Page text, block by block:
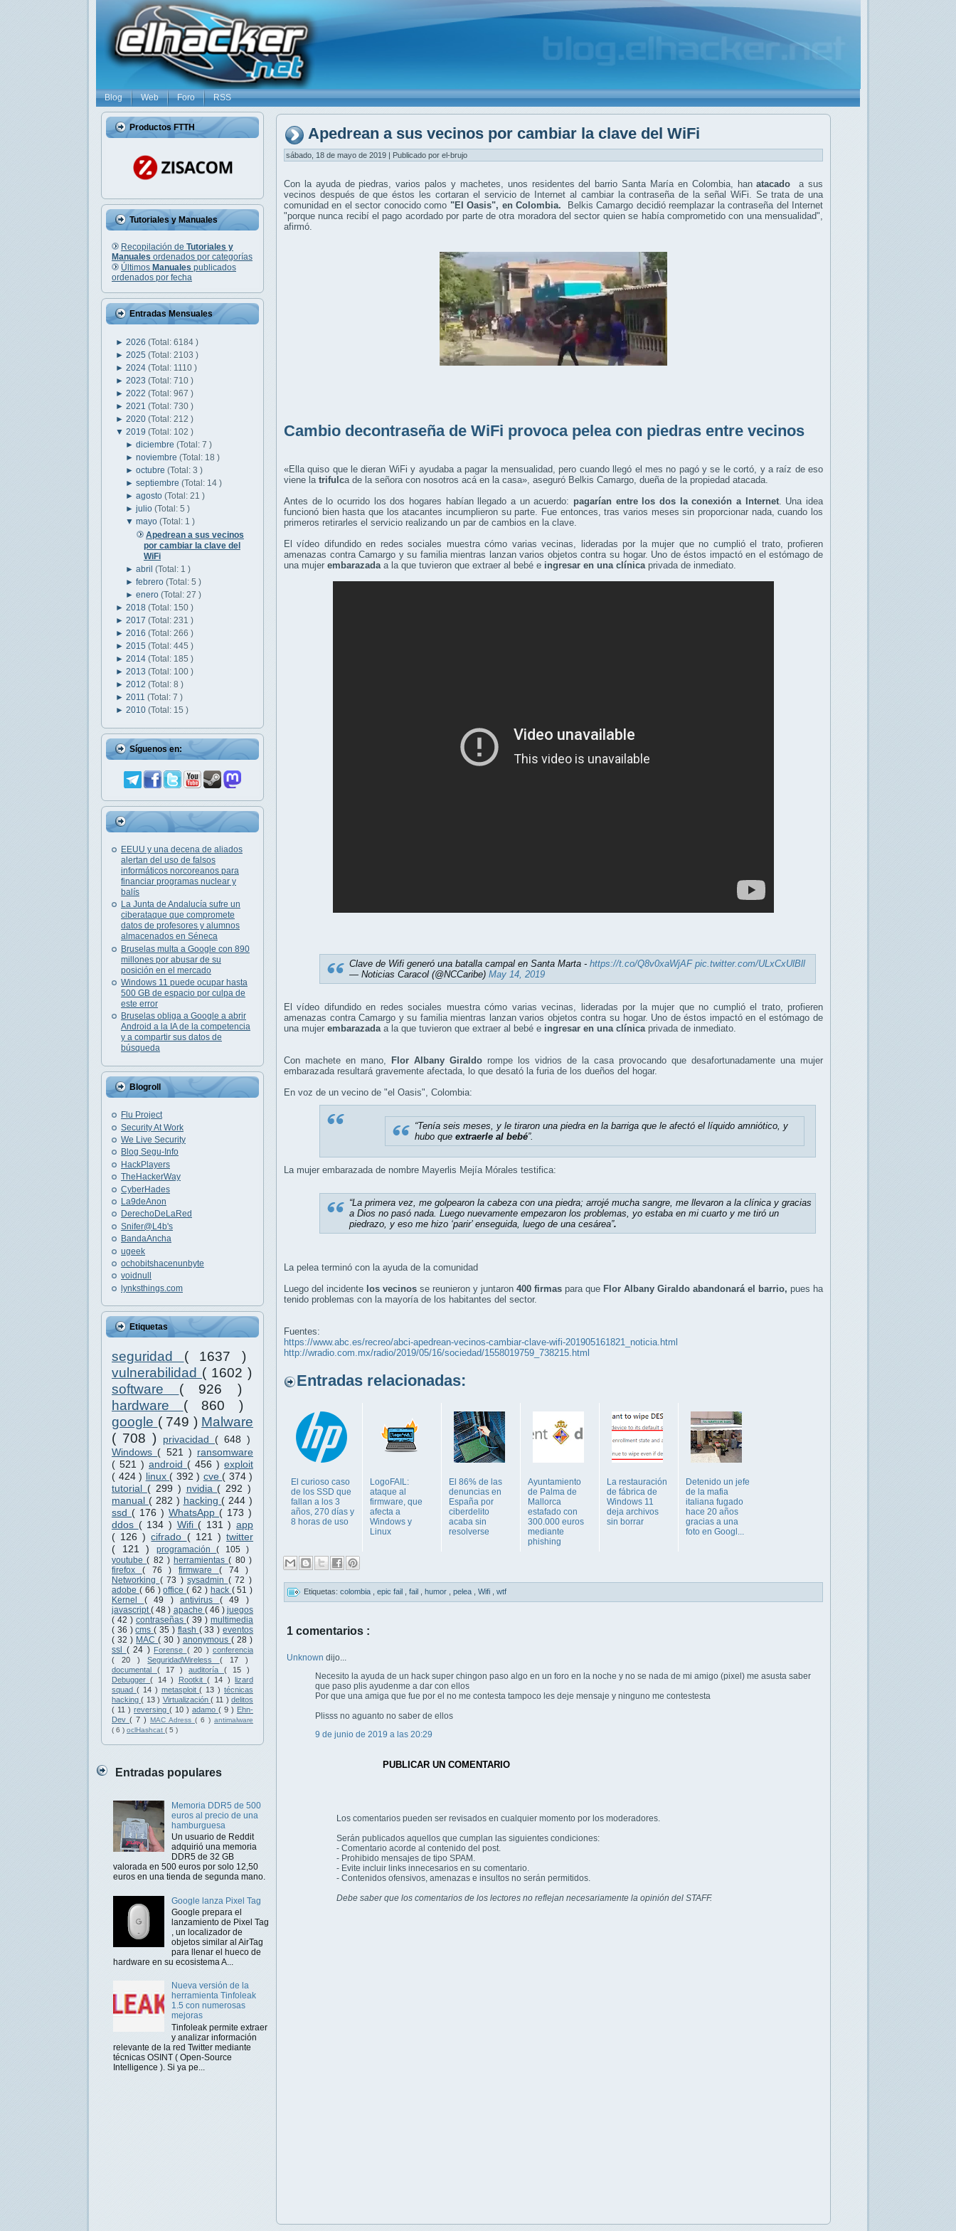
Blog Web Foro RSS
Productos FTTH
Tutoriales y Manuales
Recopilación de Tutoriales y
Manuales ordenados por categorías
Últimos Manuales publicados
ordenados por fecha
Entradas Mensuales
► 2026 (Total: 6184 )
► 2025 (Total: 2103 )
► 2024 (Total: 1110 )
► 2023 (Total: 710 )
► 2022 (Total: 967 )
► 2021 (Total: 730 )
► 2020 (Total: 212 )
▼ 2019 (Total: 102 )
►diciembre(Total: 7 )
►noviembre(Total: 18 )
►octubre(Total: 3 )
►septiembre(Total: 14 )
►agosto(Total: 21 )
►julio(Total: 5 )
▼mayo(Total: 1 )
Apedrean a sus vecinos
por cambiar la clave del
WiFi
►abril(Total: 1 )
►febrero(Total: 5 )
►enero(Total: 27 )
► 2018 (Total: 150 )
► 2017 (Total: 231 )
► 2016 (Total: 266 )
► 2015 (Total: 445 )
► 2014 (Total: 185 )
► 2013 (Total: 100 )
► 2012 (Total: 8 )
► 2011 (Total: 7 )
► 2010 (Total: 15 )
Síguenos en:
EEUU y una decena de aliados
alertan del uso de falsos
informáticos norcoreanos para
financiar programas nuclear y
balís
La Junta de Andalucía sufre un
ciberataque que compromete
datos de profesores y alumnos
almacenados en Séneca
Bruselas multa a Google con 890
millones por abusar de su
posición en el mercado
Windows 11 puede ocupar hasta
500 GB de espacio por culpa de
este error
Bruselas obliga a Google a abrir
Android a la IA de la competencia
y a compartir sus datos de
búsqueda
Blogroll
Flu Project
Security At Work
We Live Security
Blog Segu-Info
HackPlayers
TheHackerWay
CyberHades
La9deAnon
DerechoDeLaRed
Snifer@L4b's
BandaAncha
ugeek
ochobitshacenunbyte
voidnull
lynksthings.com
Etiquetas
seguridad ( 1637 )
vulnerabilidad ( 1602 )
software ( 926 )
hardware ( 860 )
google ( 749 ) Malware
( 708 )
privacidad ( 648 )
Windows ( 521 ) ransomware
( 521 ) android ( 456 ) exploit
( 424 ) linux ( 392 ) cve ( 374 )
tutorial ( 299 ) nvidia ( 292 )
manual ( 282 ) hacking ( 244 )
ssd ( 176 ) WhatsApp ( 173 )
ddos ( 134 ) Wifi ( 131 ) app
( 126 )cifrado ( 121 )twitter
( 121 ) programación( 105 )
youtube( 82 ) herramientas( 80 )
firefox ( 76 ) firmware ( 74 )
Networking ( 73 ) sysadmin ( 72 )
adobe ( 66 )office( 62 ) hack ( 51 )
Kernel ( 49 ) antivirus ( 49 )
javascript( 48 ) apache ( 46 ) juegos
( 42 ) contraseñas ( 39 ) multimedia
( 36 )cms( 35 ) flash ( 33 )eventos
( 32 ) MAC( 30 ) anonymous ( 28 )
ssl ( 24 ) Forense ( 20 ) conferencia
( 20 )SeguridadWireless ( 17 )
documental ( 17 ) auditoría ( 15 )
Debugger( 14 ) Rootkit ( 14 ) lizard
squad ( 14 ) metasploit( 13 ) técnicas
hacking( 13 ) Virtualización ( 11 ) delitos
( 11 ) reversing ( 10 ) adamo ( 9 ) Ehn-
Dev ( 7 ) MAC Adress ( 6 ) antimalware
( 6 ) oclHashcat ( 5 )
Entradas populares
Memoria DDR5 de 500
euros al precio de una
hamburguesa
Un usuario de Reddit
adquirió una memoria
DDR5 de 32 GB
valorada en 500 euros por solo 12,50
euros en una tienda de segunda mano.
Google lanza Pixel Tag
Google prepara el
lanzamiento de Pixel Tag
, un localizador de
objetos similar al AirTag
para llenar el hueco de
hardware en su ecosistema A...
Nueva versión de la
herramienta Tinfoleak
1.5 con numerosas
mejoras
Tinfoleak permite extraer
y analizar información
relevante de la red Twitter mediante
técnicas OSINT ( Open-Source
Intelligence ). Si ya pe...
Apedrean a sus vecinos por cambiar la clave del WiFi
sábado, 18 de mayo de 2019 | Publicado por el-brujo
Con la ayuda de piedras, varios palos y machetes, unos residentes del barrio Santa María en Colombia, hanatacado
a sus
vecinos después de que éstos les cortaran el servicio de Internet al cambiar la contraseña de la señal WiFi. Se trata de una
comunidad en el sector conocido como "El Oasis", en Colombia.
Belkis Camargo decidió reemplazar la contraseña del Internet
"porque nunca recibí el pago acordado por parte de otra moradora del sector quien se había comprometido con una mensualidad",
afirmó.
Cambio decontraseña de WiFi provoca pelea con piedras entre vecinos
«Ella quiso que le dieran WiFi y ayudaba a pagar la mensualidad, pero cuando llegó el mes no pagó y se le cortó, y a raíz de eso
viene la trifulca de la señora con nosotros acá en la casa», aseguró Belkis Camargo, dueña de la propiedad atacada.
Antes de lo ocurrido los dos hogares habían llegado a un acuerdo: pagarían entre los dos la conexión a Internet. Una idea
funcionó bien hasta que los atacantes incumplieron su parte. Fue entonces, tras varios meses sin proporcionar nada, cuando los
primeros retirarles el servicio realizando un par de cambios en la clave.
El vídeo difundido en redes sociales muestra cómo varias vecinas, lideradas por la mujer que no cumplió el trato, profieren
amenazas contra Camargo y su familia mientras lanzan varios objetos contra su hogar. Uno de éstos impactó en el estómago de
una mujer embarazadaa la que tuvieron que extraer al bebé e ingresar en una clínicaprivada de inmediato.
Clave de Wifi generó una batalla campal en Santa Marta - https://t.co/Q8v0xaWjAF pic.twitter.com/ULxCxUlBll
— Noticias Caracol (@NCCaribe) May 14, 2019
El vídeo difundido en redes sociales muestra cómo varias vecinas, lideradas por la mujer que no cumplió el trato, profieren
amenazas contra Camargo y su familia mientras lanzan varios objetos contra su hogar. Uno de éstos impactó en el estómago de
una mujer embarazadaa la que tuvieron que extraer al bebé e ingresar en una clínicaprivada de inmediato.
Con machete en mano, Flor Albany Giraldo rompe los vidrios de la casa provocando que desafortunadamente una mujer
embarazada resultará gravemente afectada, lo que desató la furia de los dueños del hogar.
En voz de un vecino de "el Oasis", Colombia:
“Tenía seis meses, y le tiraron una piedra en la barriga que le afectó el líquido amniótico, y
hubo que extraerle al bebé”.
La mujer embarazada de nombre Mayerlis Mejía Mórales testifica:
“La primera vez, me golpearon la cabeza con una piedra; arrojé mucha sangre, me llevaron a la clínica y gracias
a Dios no pasó nada. Luego nuevamente empezaron los problemas, yo estaba en mi cuarto y me tiró un
piedrazo, y eso me hizo ‘parir’ enseguida, luego de una cesárea”.
La pelea terminó con la ayuda de la comunidad
Luego del incidente los vecinos se reunieron y juntaron 400 firmas para que Flor Albany Giraldo abandonará el barrio, pues ha
tenido problemas con la mayoría de los habitantes del sector.
Fuentes:
https://www.abc.es/recreo/abci-apedrean-vecinos-cambiar-clave-wifi-201905161821_noticia.html
http://wradio.com.mx/radio/2019/05/16/sociedad/1558019759_738215.html
Entradas relacionadas:
El curioso caso
de los SSD que
fallan a los 3
años, 270 días y
8 horas de uso
LogoFAIL:
ataque al
firmware, que
afecta a
Windows y
Linux
El 86% de las
denuncias en
España por
ciberdelito
acaba sin
resolverse
Ayuntamiento
de Palma de
Mallorca
estafado con
300.000 euros
mediante
phishing
La restauración
de fábrica de
Windows 11
deja archivos
sin borrar
Detenido un jefe
de la mafia
italiana fugado
hace 20 años
gracias a una
foto en Googl...
Etiquetas: colombia epic fail fail humor pelea Wifi wtf
1 comentarios :
Unknown dijo...
Necesito la ayuda de un hack super chingon paso algo en un foro en la noche y no se nada de mi amigo (pixel) me asusta saber
que paso plis ayudenme a dar con ellos
Por que una amiga que fue por el no me contesta tampoco les deje mensaje y ninguno me contestesta
Plisss no aguanto no saber de ellos
9 de junio de 2019 a las 20:29
PUBLICAR UN COMENTARIO
Los comentarios pueden ser revisados en cualquier momento por los moderadores.
Serán publicados aquellos que cumplan las siguientes condiciones:
- Comentario acorde al contenido del post.
- Prohibido mensajes de tipo SPAM.
- Evite incluir links innecesarios en su comentario.
- Contenidos ofensivos, amenazas e insultos no serán permitidos.
Debe saber que los comentarios de los lectores no reflejan necesariamente la opinión del STAFF.